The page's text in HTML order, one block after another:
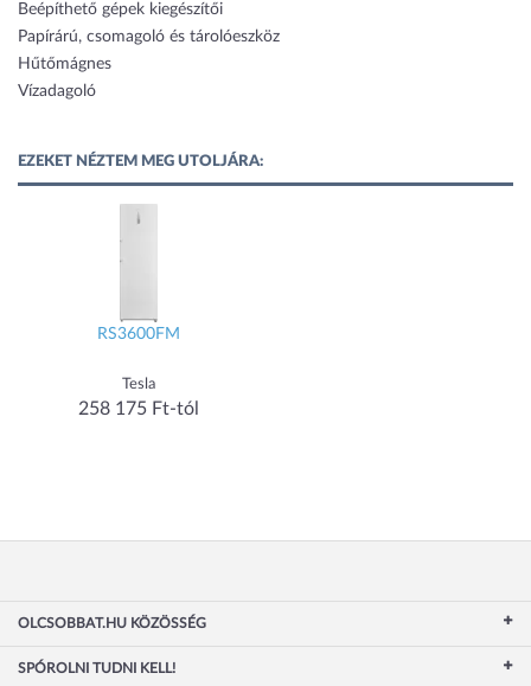
Beépíthető gépek kiegészítői
Papírárú, csomagoló és tárolóeszköz
Hűtőmágnes
Vízadagoló
EZEKET NÉZTEM MEG UTOLJÁRA:
RS3600FM
Tesla
258 175 Ft-tól
OLCSOBBAT.HU KÖZÖSSÉG
SPÓROLNI TUDNI KELL!